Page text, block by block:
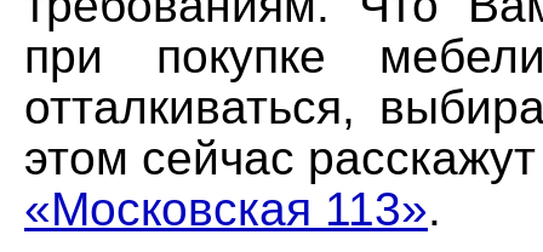
при покупке
отталкиваться,
этом сейчас
«Московская 113».